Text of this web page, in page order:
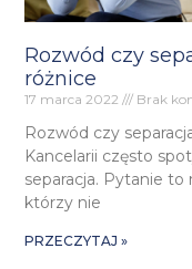
Rozwód czy
różnice
17 marca 2022 Brak
Rozwód czy
Kancelarii często
separacja. Pytanie to
którzy nie
PRZECZYTAJ »